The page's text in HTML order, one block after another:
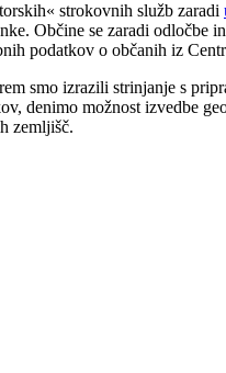
strokovnih služb zaradi
Občine se zaradi
podatkov o občanih iz
smo izrazili strinjanje s
denimo možnost izvedbe
zemljišč.